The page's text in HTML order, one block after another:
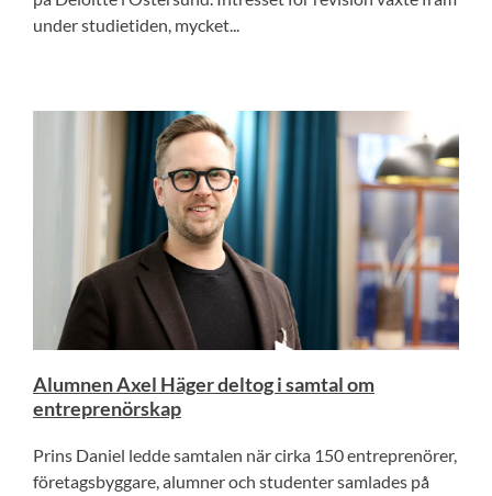
under studietiden, mycket...
Alumnen Axel Häger deltog i samtal om
entreprenörskap
Prins Daniel ledde samtalen när cirka 150 entreprenörer,
företagsbyggare, alumner och studenter samlades på